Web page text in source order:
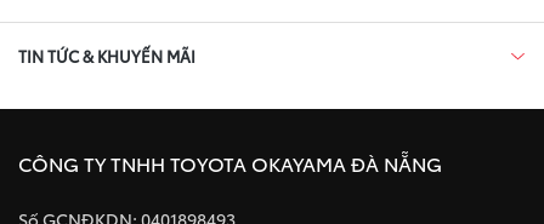
TIN TỨC & KHUYẾN MÃI
CÔNG TY TNHH TOYOTA OKAYAMA ĐÀ NẴNG
Số GCNĐKDN: 0401898493